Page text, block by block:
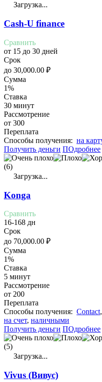
Загрузка...
Cash-U finance
Сравнить
от 15 до 30 дней
Срок
до 30,000.00 ₽
Сумма
1%
Ставка
30 минут
Рассмотрение
от 300
Переплата
Cпособы получения: на
Получить деньги ПОдробнее
(6)
Загрузка...
Konga
Сравнить
16-168 дн
Срок
до 70,000.00 ₽
Сумма
1%
Ставка
5 минут
Рассмотрение
от 200
Переплата
Cпособы получения: Contact,
на счет, наличными
Получить деньги ПОдробнее
(5)
Загрузка...
Vivus (Вивус)